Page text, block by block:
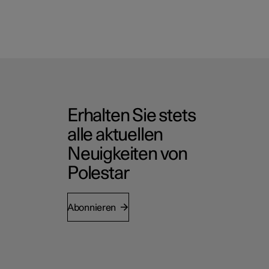
Erhalten Sie stets
alle aktuellen
Neuigkeiten von
Polestar
Abonnieren